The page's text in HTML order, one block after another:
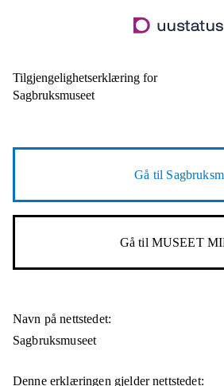
til
Tilgjengelighetserklæring for
Sagbruksmuseet
Gå til
Gå til MUSEET
Navn på nettstedet:
Sagbruksmuseet
Denne erklæringen gjelder nettstedet: